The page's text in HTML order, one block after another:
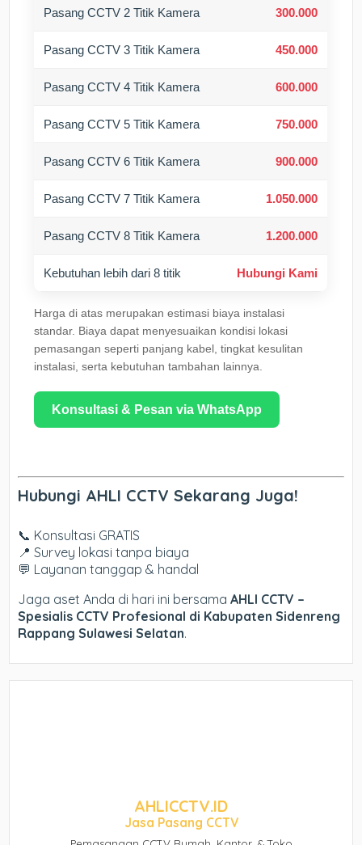
Pasang CCTV 2 Titik Kamera 300.000
Pasang CCTV 3 Titik Kamera 450.000
Pasang CCTV 4 Titik Kamera 600.000
Pasang CCTV 5 Titik Kamera 750.000
Pasang CCTV 6 Titik Kamera 900.000
Pasang CCTV 7 Titik Kamera 1.050.000
Pasang CCTV 8 Titik Kamera 1.200.000
Kebutuhan lebih dari 8 titik Hubungi Kami
Harga di atas merupakan estimasi biaya instalasi
standar. Biaya dapat menyesuaikan kondisi lokasi
pemasangan seperti panjang kabel, tingkat kesulitan
instalasi, serta kebutuhan tambahan lainnya.
Konsultasi & Pesan via WhatsApp
Hubungi AHLI CCTV Sekarang Juga!
📞 Konsultasi GRATIS
📍 Survey lokasi tanpa biaya
💬 Layanan tanggap & handal
Jaga aset Anda di hari ini bersamaAHLI CCTV –
Spesialis CCTV Profesional di Kabupaten Sidenreng
Rappang Sulawesi Selatan.
AHLICCTV.ID
Jasa Pasang CCTV